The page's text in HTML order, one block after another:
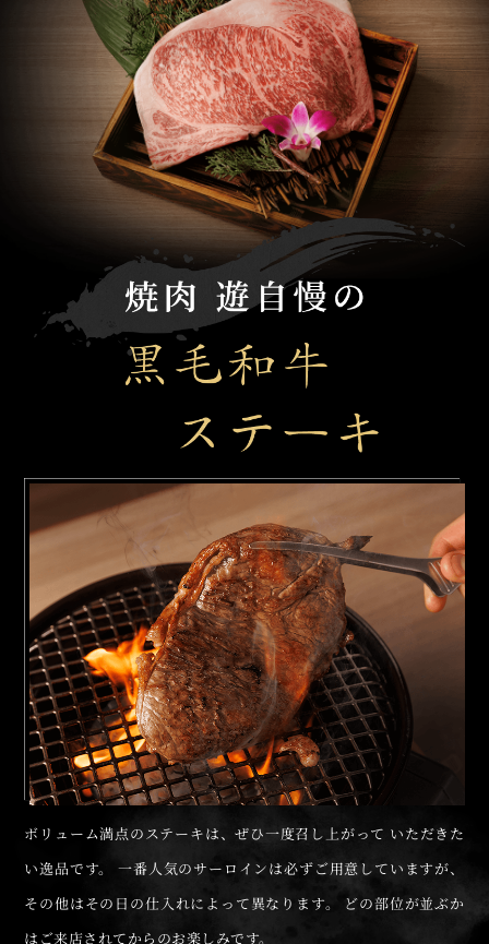
ボリューム満点のステーキは、ぜひ一度召し上がって いただきた
い逸品です。
一番人気のサーロインは必ずご用意していますが、
その他はその日の仕入れによって異なります。
どの部位が並ぶか
はご来店されてからのお楽しみです。